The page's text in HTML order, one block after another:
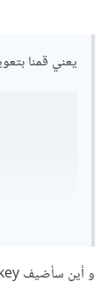
يعني قمنا
و أين سأضيف key في هذه الحالة